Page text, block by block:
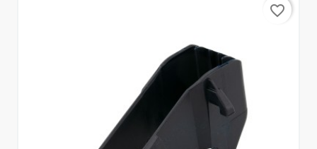
favorite_border